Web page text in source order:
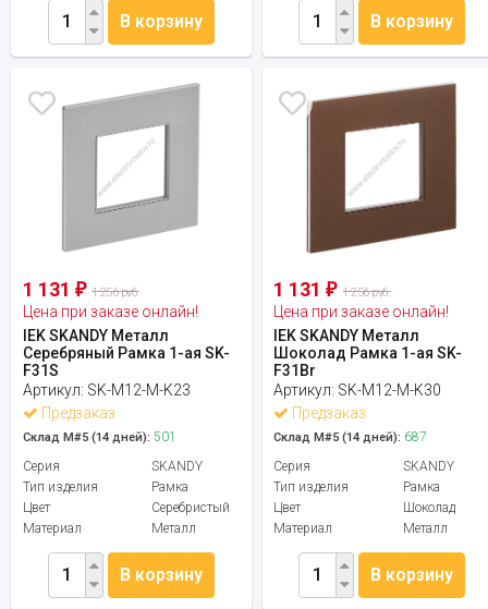
В корзину В корзину
1 131 ₽ 1 256 руб.
Цена при заказе онлайн!
IEK SKANDY Металл
Серебряный Рамка 1-ая SK-
F31S
Артикул: SK-M12-M-K23
Предзаказ
Склад М#5 (14 дней): 501
Серия
SKANDY
Тип изделия
Рамка
Цвет
Серебристый
Материал
Металл
В корзину
1 131₽ 1 256 руб.
Цена при заказе онлайн!
IEK SKANDY Металл
Шоколад Рамка 1-ая SK-
F31Br
Артикул: SK-M12-M-K30
Предзаказ
Склад М#5 (14 дней): 687
Серия
SKANDY
Тип изделия
Рамка
Цвет
Шоколад
Материал
Металл
В корзину